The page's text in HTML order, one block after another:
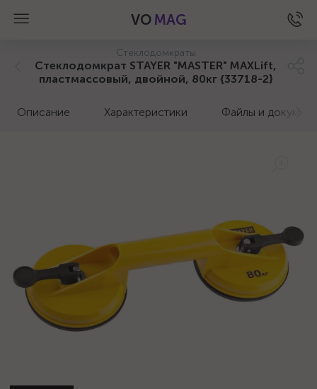
VO MAG
Стеклодомкраты
Стеклодомкрат STAYER "MASTER" MAXLift,
пластмассовый, двойной, 80кг {33718-2}
Описание Характеристики Файлы и